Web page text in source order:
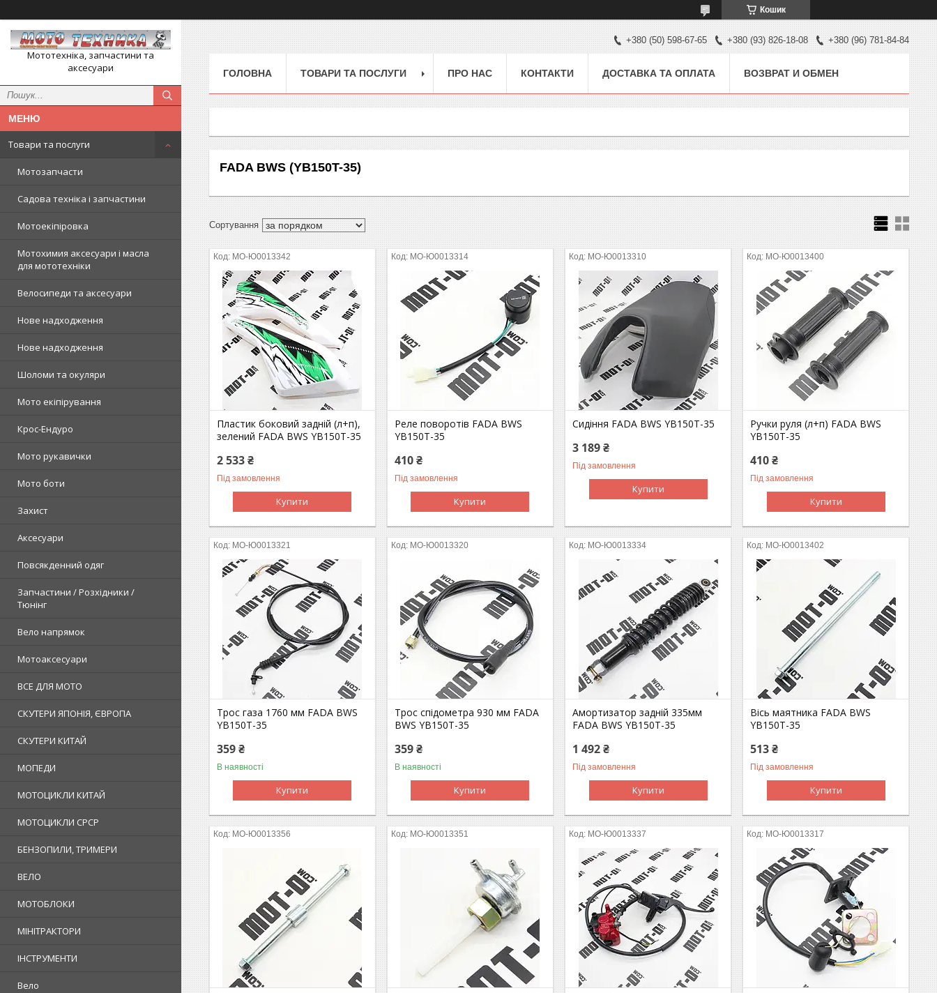
Кошик
Мототехніка, запчастини та
аксесуари
Товари та послуги
Мотозапчасти
Садова техніка і запчастини
Мотоекіпіровка
Мотохимия аксесуари і масла
для мототехніки
Велосипеди та аксесуари
Нове надходження
Нове надходження
Шоломи та окуляри
Мото екіпірування
Крос-Ендуро
Мото рукавички
Мото боти
Захист
Аксесуари
Повсякденний одяг
Запчастини / Розхідники /
Тюнінг
Вело напрямок
Мотоаксесуари
ВСЕ ДЛЯ МОТО
СКУТЕРИ ЯПОНІЯ, ЄВРОПА
СКУТЕРИ КИТАЙ
МОПЕДИ
МОТОЦИКЛИ КИТАЙ
МОТОЦИКЛИ СРСР
БЕНЗОПИЛИ, ТРИМЕРИ
ВЕЛО
МОТОБЛОКИ
МІНІТРАКТОРИ
ІНСТРУМЕНТИ
Вело
+380 (50) 598-67-65 +380 (93) 826-18-08 +380 (96) 781-84-84
ГОЛОВНА ТОВАРИ ТА ПОСЛУГИ ПРО НАС КОНТАКТИ ДОСТАВКА ТА ОПЛАТА ВОЗВРАТ И ОБМЕН
FADA BWS (YB150T-35)
MO-Ю0013342
Пластик боковий задній (л+п),
зелений FADA BWS YB150T-35
2 533 ₴
Під замовлення
Купити
MO-Ю0013314
Реле поворотів FADA BWS
YB150T-35
410 ₴
Під замовлення
Купити
MO-Ю0013310
Сидіння FADA BWS YB150T-35
3 189 ₴
Під замовлення
Купити
MO-Ю0013400
Ручки руля (л+п) FADA BWS
YB150T-35
410 ₴
Під замовлення
Купити
MO-Ю0013321
Трос газа 1760 мм FADA BWS
YB150T-35
359 ₴
В наявності
Купити
MO-Ю0013320
Трос спідометра 930 мм FADA
BWS YB150T-35
359 ₴
В наявності
Купити
MO-Ю0013334
Амортизатор задній 335мм
FADA BWS YB150T-35
1 492 ₴
Під замовлення
Купити
MO-Ю0013402
Вісь маятника FADA BWS
YB150T-35
513 ₴
Під замовлення
Купити
MO-Ю0013356 MO-Ю0013351 MO-Ю0013337 MO-Ю0013317